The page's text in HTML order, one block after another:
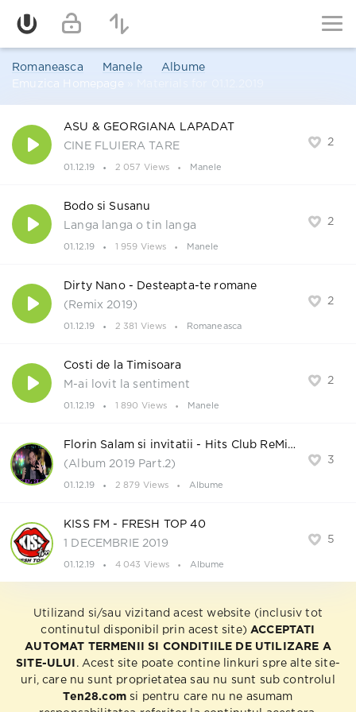
Romaneasca Manele
Albume
Emuzica Homepage
2
ASU & GEORGIANA LAPADAT
CINE FLUIERA TARE
01.12.19 2 057 Views Manele
2
Bodo si Susanu
Langa langa o tin langa
01.12.19 1 959 Views Manele
2
Dirty Nano - Desteapta-te romane
(Remix 2019)
01.12.19 2 381 Views Romaneasca
2
Costi de la Timisoara
M-ai lovit la sentiment
01.12.19 1 890 Views Manele
3
Florin Salam si invitatii - Hits Club ReMix Arabeste Turceste
(Album 2019 Part.2)
01.12.19 2 879 Views Albume
5
KISS FM - FRESH TOP 40
1 DECEMBRIE 2019
01.12.19 4 043 Views Albume
Utilizand si/sau vizitand acest website (inclusiv tot
continutul disponibil prin acest site) ACCEPTATI
AUTOMAT TERMENII SI CONDITIILE DE UTILIZARE A
SITE-ULUI
. Acest site poate contine linkuri spre alte site-
uri, care nu sunt proprietatea sau nu sunt sub controlul
Ten28.comsi pentru care nu ne asumam